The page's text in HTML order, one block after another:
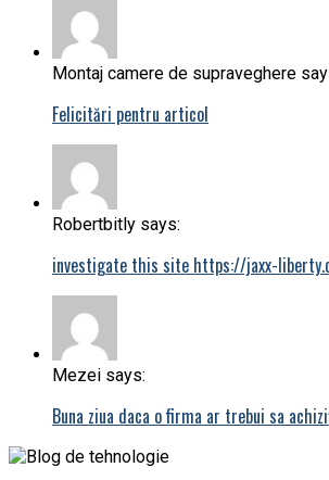
Montaj camere de supraveghere
Felicitări pentru articol
Robertbitly says:
investigate this site https://jaxx-
Mezei says:
Buna ziua daca o firma ar trebui sa